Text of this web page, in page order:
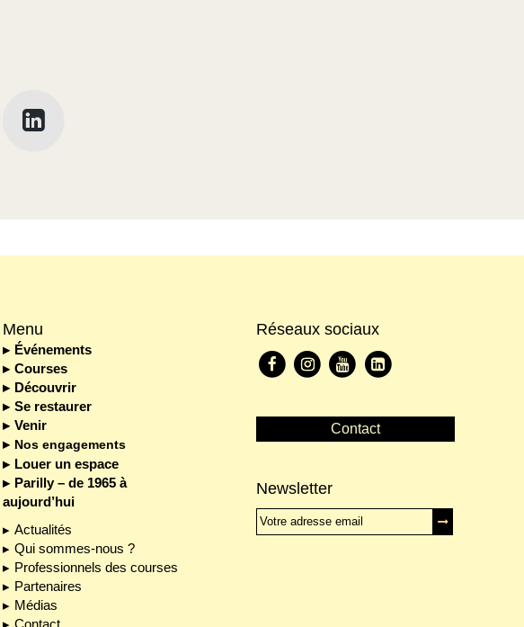
Menu
Événements
Courses
Découvrir
Se restaurer
Venir
Nos engagements
Louer un espace
Parilly – de 1965 à
aujourd’hui
Actualités
Qui sommes-nous ?
Professionnels des courses
Partenaires
Médias
Contact
Réseaux sociaux
Contact
Newsletter